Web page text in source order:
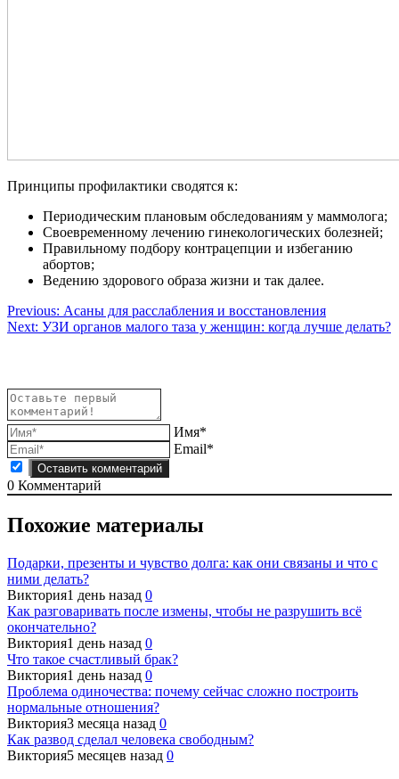
Принципы профилактики сводятся к:
Периодическим плановым обследованиям у маммолога;
Своевременному лечению гинекологических болезней;
Правильному подбору контрацепции и избеганию
абортов;
Ведению здорового образа жизни и так далее.
Навигация
по
Previous: Асаны для расслабления и восстановления
Next: УЗИ органов малого таза у женщин: когда лучше делать?
Имя*
Email*
0 Комментарий
Похожие материалы
Подарки, презенты и чувство долга: как они связаны и что с
ними делать?
Виктория1 день назад 0
Как разговаривать после измены, чтобы не разрушить всё
окончательно?
Виктория1 день назад 0
Что такое счастливый брак?
Виктория1 день назад 0
Проблема одиночества: почему сейчас сложно построить
нормальные отношения?
Виктория3 месяца назад 0
Как развод сделал человека свободным?
Виктория5 месяцев назад 0